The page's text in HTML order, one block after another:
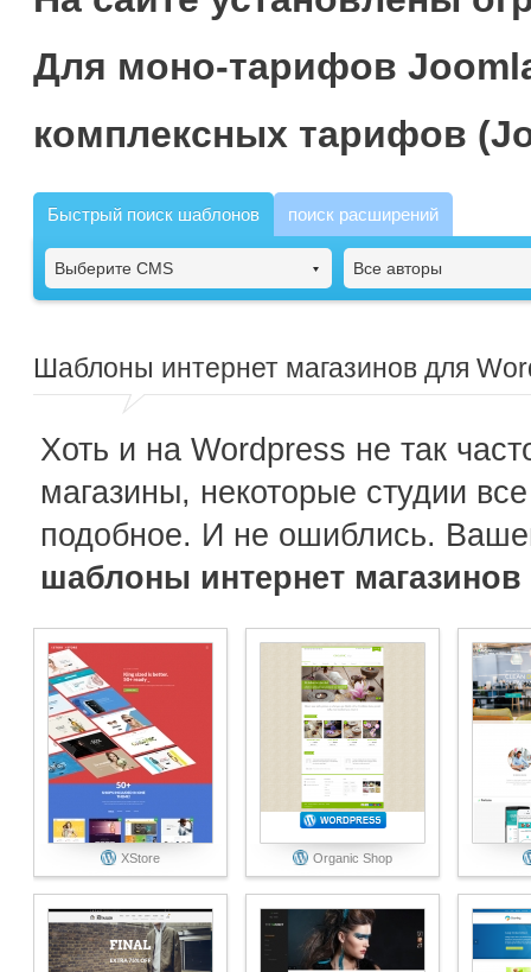
Для моно-тарифов
комплексных тарифов
Быстрый поиск шаблонов поиск расширений
Выберите CMS Все авторы
Шаблоны интернет магазинов для
Хоть и на Wordpress не так
магазины, некоторые студии
подобное. И не ошиблись.
шаблоны интернет
XStore Organic Shop